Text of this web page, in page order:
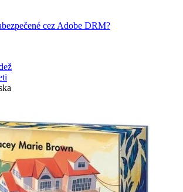
cez Adobe DRM?